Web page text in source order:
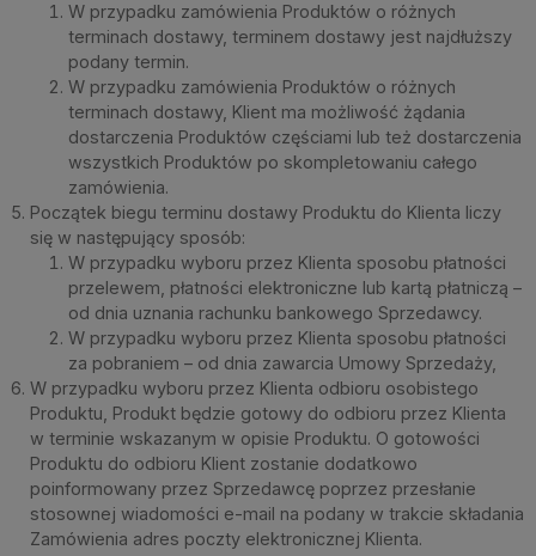
W przypadku zamówienia Produktów o różnych
terminach dostawy, terminem dostawy jest najdłuższy
podany termin.
W przypadku zamówienia Produktów o różnych
terminach dostawy, Klient ma możliwość żądania
dostarczenia Produktów częściami lub też dostarczenia
wszystkich Produktów po skompletowaniu całego
zamówienia.
Początek biegu terminu dostawy Produktu do Klienta liczy
się w następujący sposób:
W przypadku wyboru przez Klienta sposobu płatności
przelewem, płatności elektroniczne lub kartą płatniczą –
od dnia uznania rachunku bankowego Sprzedawcy.
W przypadku wyboru przez Klienta sposobu płatności
za pobraniem – od dnia zawarcia Umowy Sprzedaży,
W przypadku wyboru przez Klienta odbioru osobistego
Produktu, Produkt będzie gotowy do odbioru przez Klienta
w terminie wskazanym w opisie Produktu. O gotowości
Produktu do odbioru Klient zostanie dodatkowo
poinformowany przez Sprzedawcę poprzez przesłanie
stosownej wiadomości e-mail na podany w trakcie składania
Zamówienia adres poczty elektronicznej Klienta.